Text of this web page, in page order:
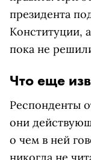
президента
Конституции,
пока не
Что еще
Респонденты
они
о чем в ней